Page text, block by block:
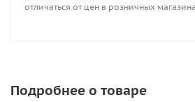
отличаться от цен в розничных
Подробнее о товаре